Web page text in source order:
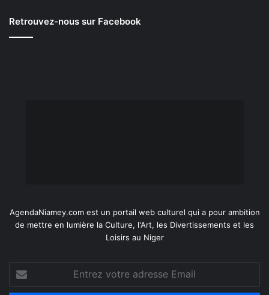
Retrouvez-nous sur Facebook
AgendaNiamey.com est un portail web culturel qui a pour ambition
de mettre en lumière la Culture, l'Art, les Divertissements et les
Loisirs au Niger
Entrez
votre